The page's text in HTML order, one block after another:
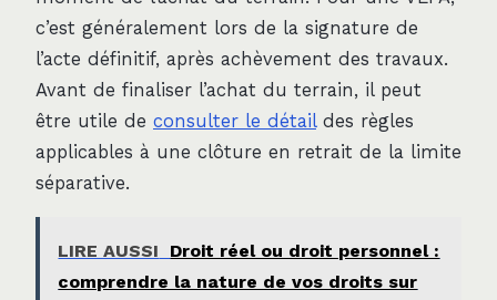
c’est généralement lors de la signature de
l’acte définitif, après achèvement des travaux.
Avant de finaliser l’achat du terrain, il peut
être utile de consulter le détaildes règles
applicables à une clôture en retrait de la limite
séparative.
LIRE AUSSI
Droit réel ou droit personnel :
comprendre la nature de vos droits sur